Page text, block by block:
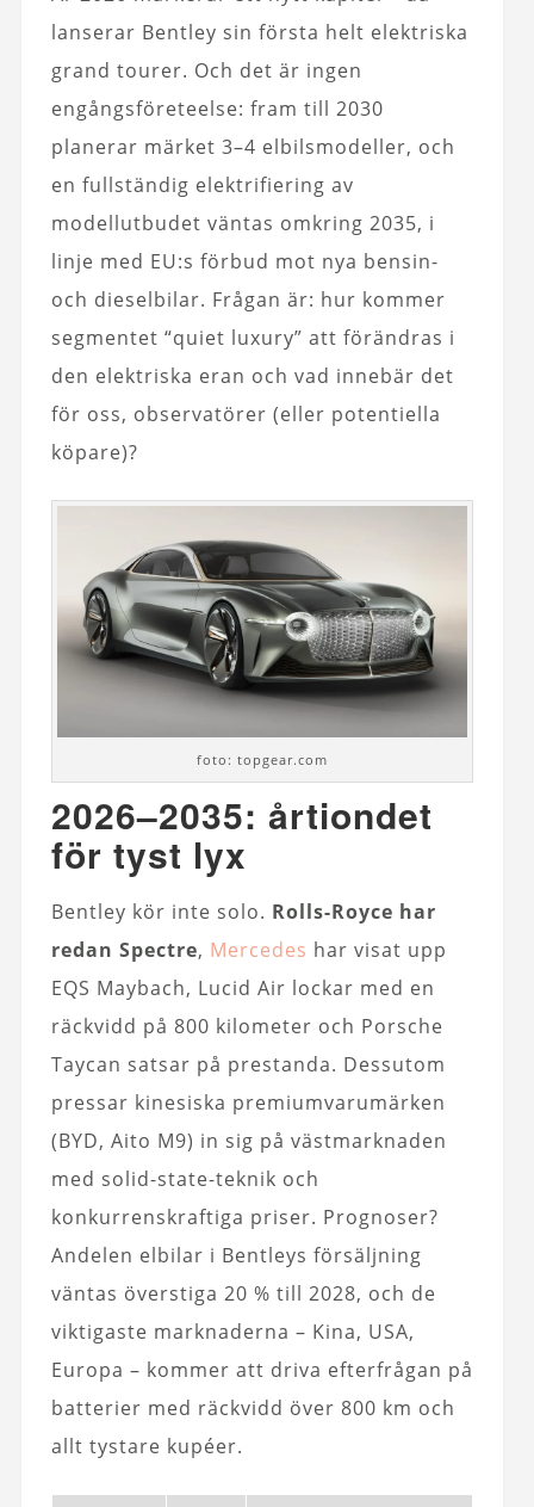
lanserar Bentley sin första helt elektriska
grand tourer. Och det är ingen
engångsföreteelse: fram till 2030
planerar märket 3–4 elbilsmodeller, och
en fullständig elektrifiering av
modellutbudet väntas omkring 2035, i
linje med EU:s förbud mot nya bensin-
och dieselbilar. Frågan är: hur kommer
segmentet “quiet luxury” att förändras i
den elektriska eran och vad innebär det
för oss, observatörer (eller potentiella
köpare)?
foto: topgear.com
2026–2035: årtiondet
för tyst lyx
Bentley kör inte solo. Rolls-Royce har
redan Spectre, Mercedes har visat upp
EQS Maybach, Lucid Air lockar med en
räckvidd på 800 kilometer och Porsche
Taycan satsar på prestanda. Dessutom
pressar kinesiska premiumvarumärken
(BYD, Aito M9) in sig på västmarknaden
med solid-state-teknik och
konkurrenskraftiga priser. Prognoser?
Andelen elbilar i Bentleys försäljning
väntas överstiga 20 % till 2028, och de
viktigaste marknaderna – Kina, USA,
Europa – kommer att driva efterfrågan på
batterier med räckvidd över 800 km och
allt tystare kupéer.